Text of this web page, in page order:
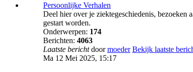
Persoonlijke Verhalen
Deel hier over je ziektegeschiedenis, bezoeken
gestart worden.
Onderwerpen: 174
Berichten: 4063
Laatste bericht doormoeder Bekijk laatste
Ma 12 Mei 2025, 15:17